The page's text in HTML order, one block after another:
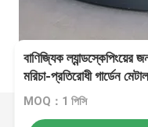
বাণিজ্যিক
মরিচা-প্রতিরোধী গার্ডেন মেটাল
MOQ：1 পিসি